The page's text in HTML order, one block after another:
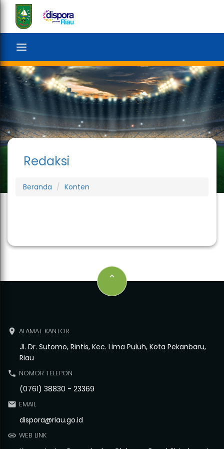
Toggle
navigation
Redaksi
Beranda Konten
keyboard_arrow_up
place ALAMAT KANTOR
Jl. Dr. Sutomo, Rintis, Kec. Lima Puluh, Kota Pekanbaru,
Riau
phone NOMOR TELEPON
(0761) 38830 - 23369
email EMAIL
dispora@riau.go.id
link WEB LINK